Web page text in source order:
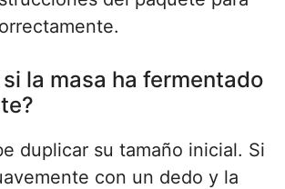
la masa ha fermentado
duplicar su tamaño inicial. Si
con un dedo y la